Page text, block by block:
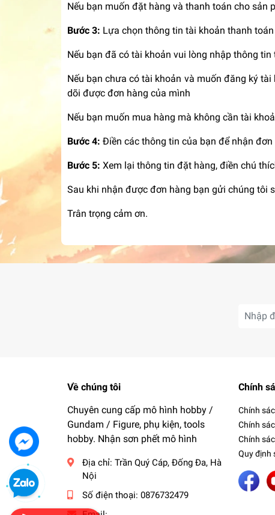
Nếu bạn muốn đặt hàng và thanh toán cho
Bước 3: Lựa chọn thông tin tài khoản thanh toán
Nếu bạn đã có tài khoản vui lòng nhập thông
Nếu bạn chưa có tài khoản và muốn đăng ký
dõi được đơn hàng của mình
Nếu bạn muốn mua hàng mà không cần tài
Bước 4: Điền các thông tin của bạn để nhận
Bước 5: Xem lại thông tin đặt hàng, điền chú
Sau khi nhận được đơn hàng bạn gửi chúng tôi
Trân trọng cảm ơn.
Về chúng tôi
Chuyên cung cấp mô hình hobby /
Gundam / Figure, phụ kiện, tools
hobby. Nhận sơn phết mô hình
Địa chỉ: Trần Quý Cáp, Đống Đa, Hà
Nội
Số điện thoại: 0876732479
Chính
Chính
Chính
Chính
Quy định